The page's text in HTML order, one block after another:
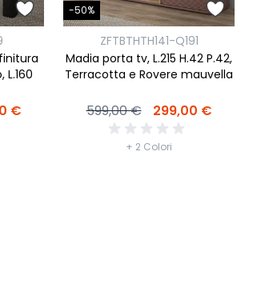
€
-50%
ZFTBTHTH141-Q191
Madia porta tv, L.215 H.42 P.42,
Terracotta e Rovere mauvella
599,00 € 299,00 €
+ 2 Colori